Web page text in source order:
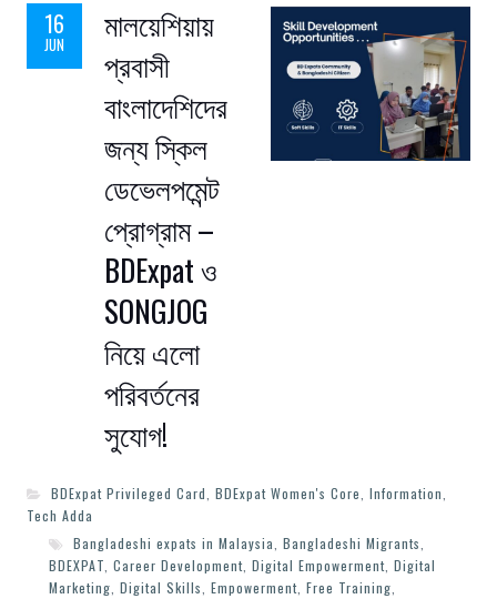
16
JUN
মালয়েশিয়ায়
প্রবাসী
বাংলাদেশিদের
জন্য স্কিল
ডেভেলপমেন্ট
প্রোগ্রাম –
BDExpat ও
SONGJOG
নিয়ে এলো
পরিবর্তনের
সুযোগ!
BDExpat Privileged Card BDExpat Women's Core Information
Tech Adda
Bangladeshi expats in Malaysia Bangladeshi Migrants
BDEXPAT Career Development, Digital Empowerment, Digital
Marketing Digital Skills Empowerment, Free Training